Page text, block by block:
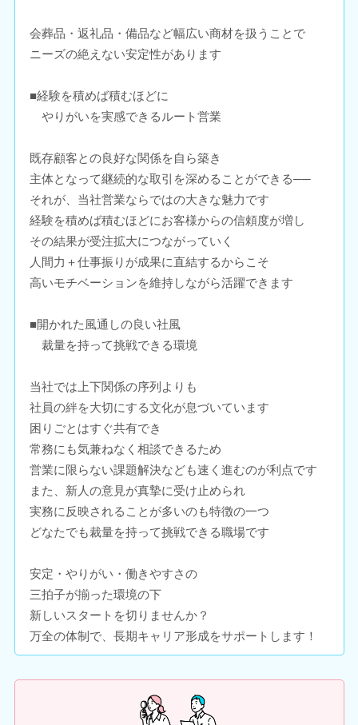
会葬品・返礼品・備品など幅広い商材を扱うことで
ニーズの絶えない安定性があります
■経験を積めば積むほどに
やりがいを実感できるルート営業
既存顧客との良好な関係を自ら築き
主体となって継続的な取引を深めることができる──
それが、当社営業ならではの大きな魅力です
経験を積めば積むほどにお客様からの信頼度が増し
その結果が受注拡大につながっていく
人間力＋仕事振りが成果に直結するからこそ
高いモチベーションを維持しながら活躍できます
■開かれた風通しの良い社風
裁量を持って挑戦できる環境
当社では上下関係の序列よりも
社員の絆を大切にする文化が息づいています
困りごとはすぐ共有でき
常務にも気兼ねなく相談できるため
営業に限らない課題解決なども速く進むのが利点です
また、新人の意見が真摯に受け止められ
実務に反映されることが多いのも特徴の一つ
どなたでも裁量を持って挑戦できる職場です
安定・やりがい・働きやすさの
三拍子が揃った環境の下
新しいスタートを切りませんか？
万全の体制で、長期キャリア形成をサポートします！